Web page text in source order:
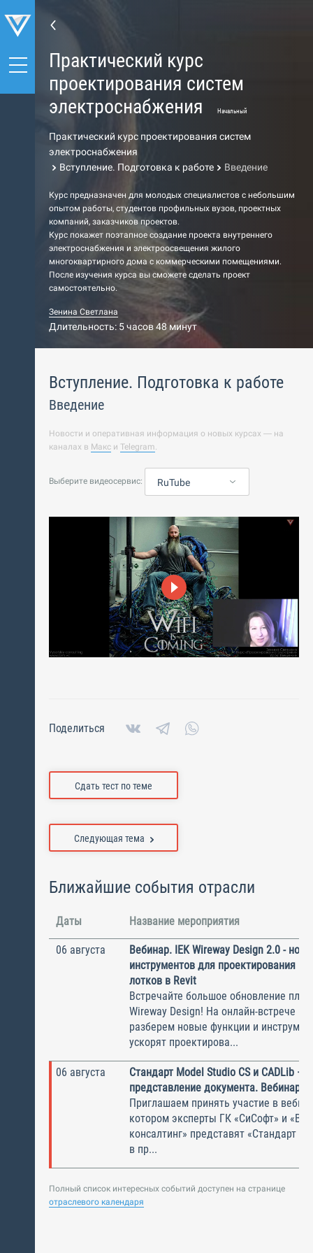
Практический курс
проектирования систем
электроснабжения
Начальный
Практический курс проектирования систем
электроснабжения
Вступление. Подготовка к работе
Введение
Курс предназначен для молодых специалистов с небольшим
опытом работы, студентов профильных вузов, проектных
компаний, заказчиков проектов.
Курс покажет поэтапное создание проекта внутреннего
электроснабжения и электроосвещения жилого
многоквартирного дома с коммерческими помещениями.
После изучения курса вы сможете сделать проект
самостоятельно.
Зенина Светлана
Длительность: 5 часов 48 минут
Вступление. Подготовка к работе
Введение
Новости и оперативная информация о новых курсах — на
каналах в Макс и Telegram.
Выберите видеосервис: RuTube
Поделиться
Сдать тест по теме
Следующая тема
Ближайшие события отрасли
Даты Название мероприятия
06 августа
Вебинар. IEK Wireway Design 2.0 -
инструментов для проектирования
лотков в Revit
Встречайте большое обновление
Wireway Design! На онлайн-встрече
разберем новые функции и
ускорят проектирова...
06 августа
Стандарт Model Studio CS и CADLib —
представление документа. Вебинар
Приглашаем принять участие в
котором эксперты ГК «СиСофт» и
консалтинг» представят «Стандарт
в пр...
Полный список интересных событий доступен на странице
отраслевого календаря